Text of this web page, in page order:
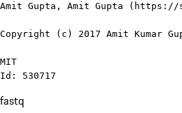
Amit Gupta, Amit Gupta (https://
Copyright (c) 2017 Amit Kumar
MIT
Id: 530717
fastq